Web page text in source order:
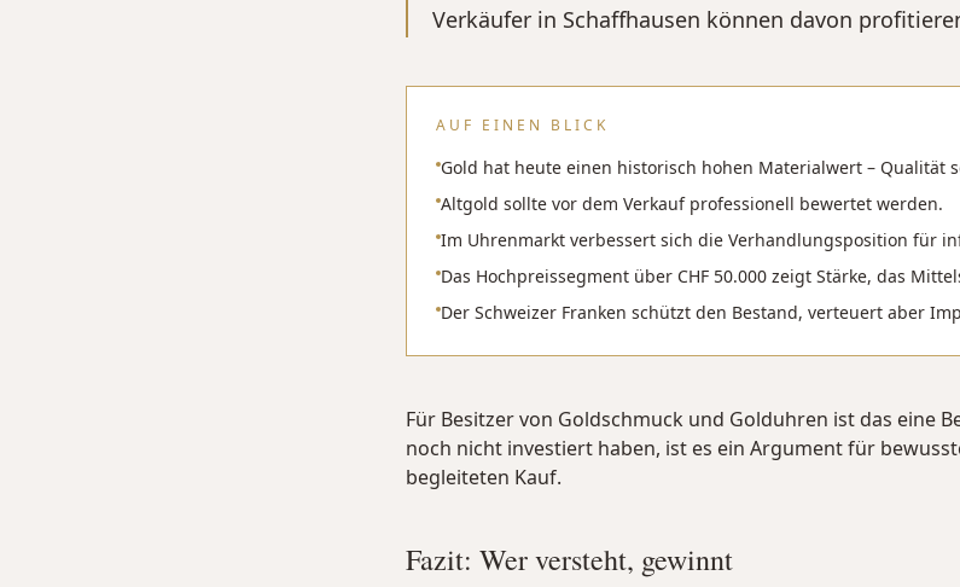
Verkäufer in Schaffhausen können davon
AUF EINEN BLICK
Gold hat heute einen historisch hohen Materialwert – Qualität
Altgold sollte vor dem Verkauf professionell bewertet werden.
Im Uhrenmarkt verbessert sich die Verhandlungsposition für
Das Hochpreissegment über CHF 50.000 zeigt Stärke, das
Der Schweizer Franken schützt den Bestand, verteuert aber
Für Besitzer von Goldschmuck und Golduhren ist das eine
noch nicht investiert haben, ist es ein Argument für
begleiteten Kauf.
Fazit: Wer versteht, gewinnt